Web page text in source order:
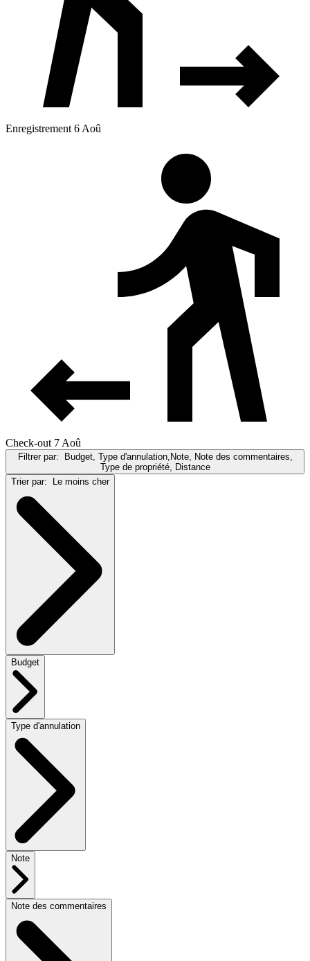
Enregistrement 6 Aoû
Check-out 7 Aoû
Filtrer par:
Budget, Type d'annulation,Note, Note des commentaires,
Type de propriété, Distance
Trier par:
Le moins cher
Budget
Type d'annulation
Note
Note des commentaires